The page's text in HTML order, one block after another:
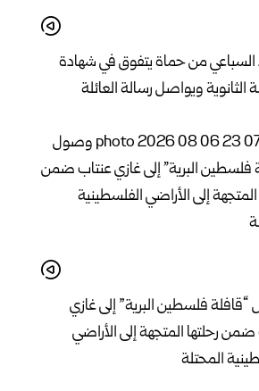
من حماة يتفوق في شهادة
الثانوية ويواصل رسالة العائلة
فلسطين البرية” إلى غازي
رحلتها المتجهة إلى الأراضي
المحتلة